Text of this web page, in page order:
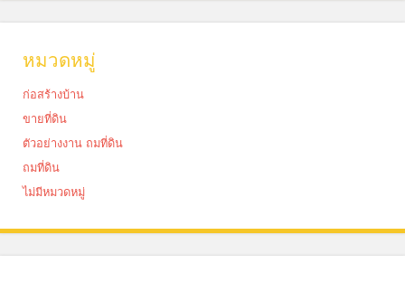
หมวดหมู่
ก่อสร้างบ้าน
ขายที่ดิน
ตัวอย่างงาน ถมที่ดิน
ถมที่ดิน
ไม่มีหมวดหมู่